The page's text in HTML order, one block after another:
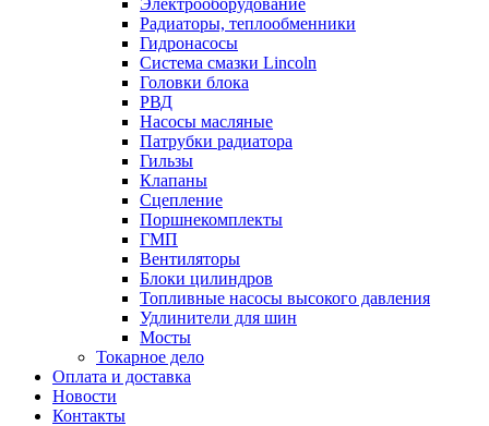
Электрооборудование
Радиаторы, теплообменники
Гидронасосы
Система смазки Lincoln
Головки блока
РВД
Насосы масляные
Патрубки радиатоpа
Гильзы
Клапаны
Сцепление
Поршнекомплекты
ГМП
Вентиляторы
Блоки цилиндров
Топливные насосы высокого давления
Удлинители для шин
Мосты
Токарное дело
Оплата и доставка
Новости
Контакты